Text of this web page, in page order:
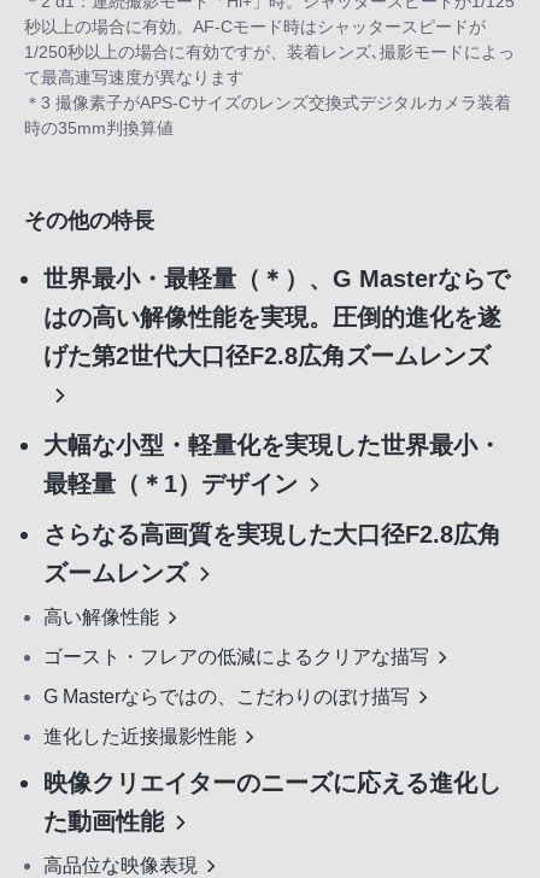
秒以上の場合に有効。AF-Cモード時はシャッタースピードが
1/250秒以上の場合に有効ですが、装着レンズ､撮影モードによっ
て最高連写速度が異なります
＊3 撮像素子がAPS-Cサイズのレンズ交換式デジタルカメラ装着
時の35mm判換算値
その他の特長
世界最小・最軽量（＊）、G Masterならで
はの高い解像性能を実現。圧倒的進化を遂
げた第2世代大口径F2.8広角ズームレンズ
大幅な小型・軽量化を実現した世界最小・
最軽量（＊1）デザイン
さらなる高画質を実現した大口径F2.8広角
ズームレンズ
高い解像性能
ゴースト・フレアの低減によるクリアな描写
G Masterならではの、こだわりのぼけ描写
進化した近接撮影性能
映像クリエイターのニーズに応える進化し
た動画性能
高品位な映像表現